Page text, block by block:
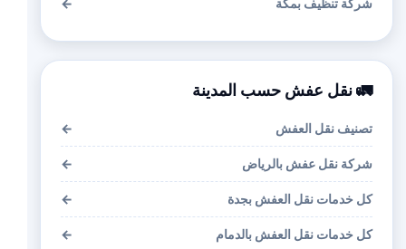
شركة تنظيف بمكة ←
🚛 نقل عفش حسب المدينة
تصنيف نقل العفش ←
شركة نقل عفش بالرياض ←
كل خدمات نقل العفش بجدة ←
كل خدمات نقل العفش بالدمام ←